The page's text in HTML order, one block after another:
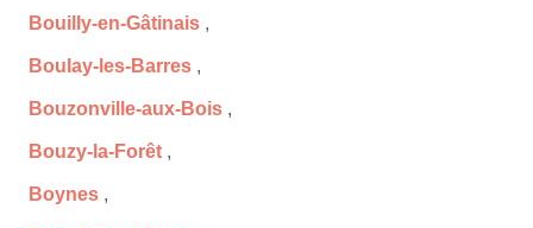
Bouilly-en-Gâtinais ,
Boulay-les-Barres ,
Bouzonville-aux-Bois ,
Bouzy-la-Forêt ,
Boynes ,